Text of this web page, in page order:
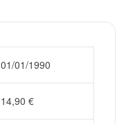
01/01/1990
14,90 €